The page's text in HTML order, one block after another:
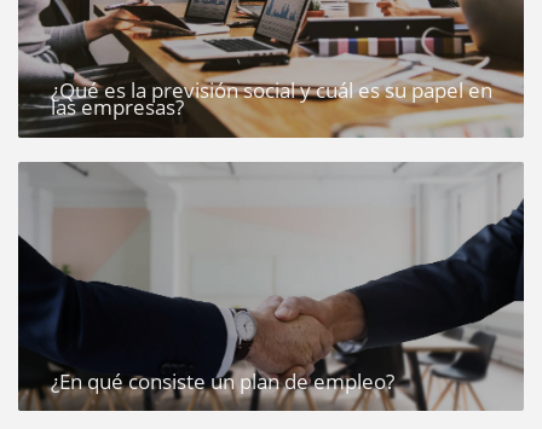
¿Qué es la previsión social y cuál es su papel en
las empresas?
¿En qué consiste un plan de empleo?